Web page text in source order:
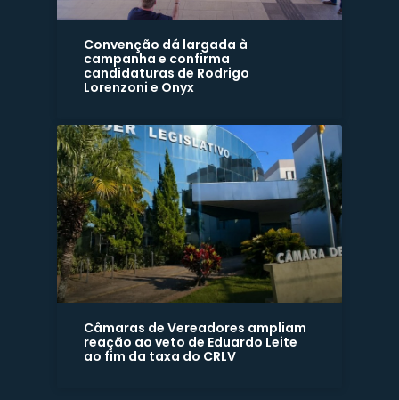
Convenção dá largada à
campanha e confirma
candidaturas de Rodrigo
Lorenzoni e Onyx
Câmaras de Vereadores ampliam
reação ao veto de Eduardo Leite
ao fim da taxa do CRLV